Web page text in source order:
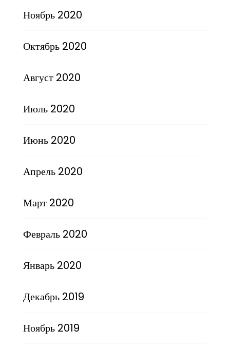
Ноябрь 2020
Октябрь 2020
Август 2020
Июль 2020
Июнь 2020
Апрель 2020
Март 2020
Февраль 2020
Январь 2020
Декабрь 2019
Ноябрь 2019